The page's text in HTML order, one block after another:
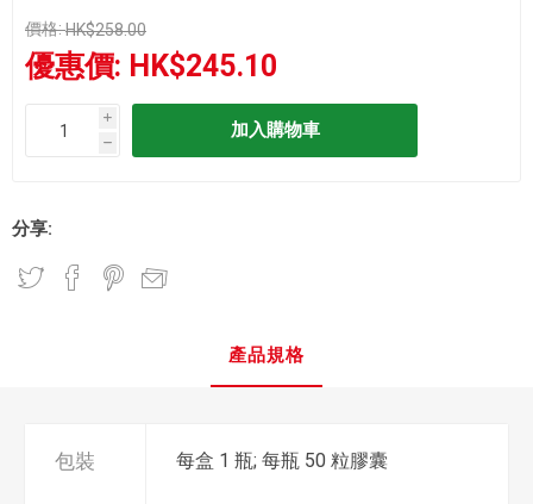
價格:HK$258.00
優惠價: HK$245.10
i
h
分享:
產品規格
包裝 每盒 1 瓶; 每瓶 50 粒膠囊